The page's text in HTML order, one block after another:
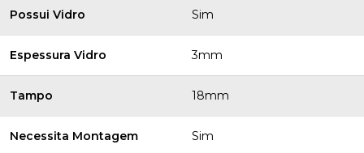
Possui Vidro Sim
Espessura Vidro 3mm
Tampo 18mm
Necessita Montagem Sim